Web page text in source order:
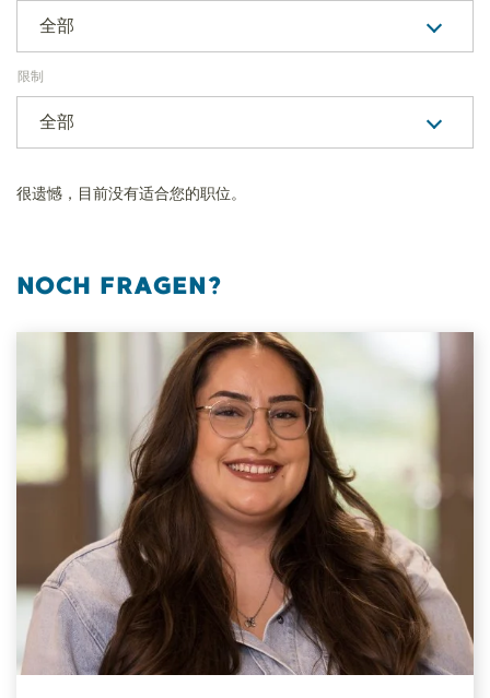
全部
全部
限制
很遗憾，目前没有适合您的职位。
NOCH FRAGEN?